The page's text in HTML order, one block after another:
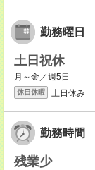
勤務曜日
土日祝休
月～金／週5日
休日休暇 土日休み
勤務時間
残業少